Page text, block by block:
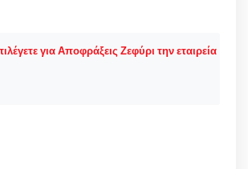
για Αποφράξεις Ζεφύρι την εταιρεία